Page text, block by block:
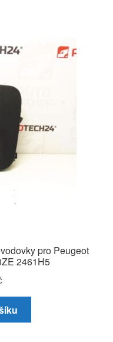
pro Peugeot
2461H5